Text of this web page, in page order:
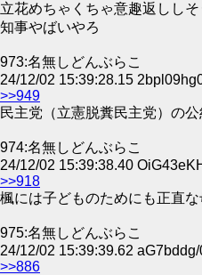
立花めちゃくちゃ意趣返ししそ
知事やばいやろ
973:名無しどんぶらこ
24/12/02 15:39:28.15
>>949
民主党（立憲脱糞民主党）の
974:名無しどんぶらこ
24/12/02 15:39:38.40
>>918
楓には子どものためにも正直
975:名無しどんぶらこ
24/12/02 15:39:39.62
>>886